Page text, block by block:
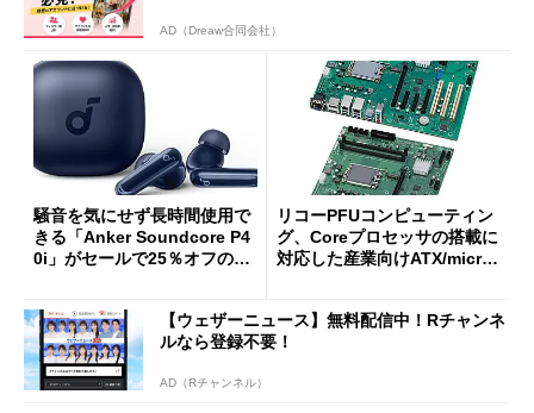
AD（Dreaw合同会社）
騒音を気にせず長時間使用で
きる「Anker Soundcore P4
0i」がセールで25％オフの59
リコーPFUコンピューティン
グ、Coreプロセッサの搭載に
対応した産業向けATX/micro
【ウェザーニュース】無料配信中！Rチャンネ
ルなら登録不要！
AD（Rチャンネル）